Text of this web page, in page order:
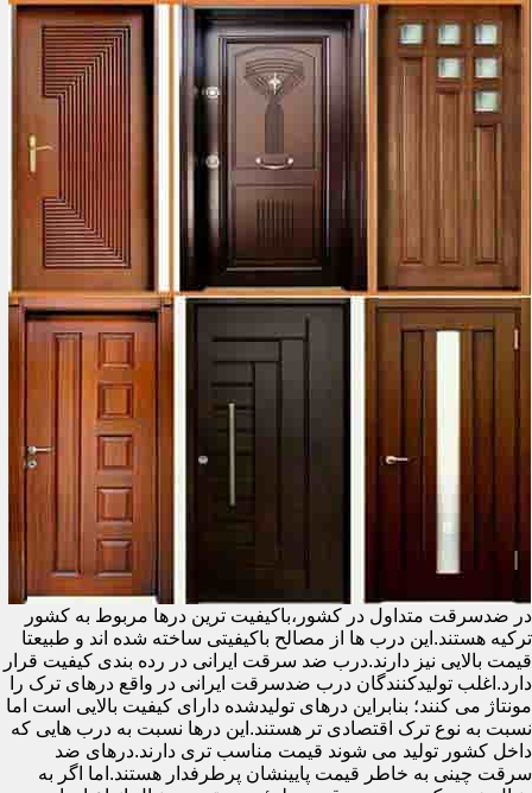
در ضدسرقت متداول در کشور،باکیفیت ترین درها مربوط به کشور
ترکیه هستند.این درب ها از مصالح باکیفیتی ساخته شده اند و طبیعتا
قیمت بالایی نیز دارند.درب ضد سرقت ایرانی در رده بندی کیفیت قرار
دارد.اغلب تولیدکنندگان درب ضدسرقت ایرانی در واقع درهای ترک را
مونتاژ می کنند؛ بنابراین درهای تولیدشده دارای کیفیت بالایی است اما
نسبت به نوع ترک اقتصادی تر هستند.این درها نسبت به درب هایی که
داخل کشور تولید می شوند قیمت مناسب تری دارند.درهای ضد
سرقت چینی به خاطر قیمت پایینشان پرطرفدار هستند.اما اگر به